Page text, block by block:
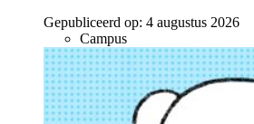
Gepubliceerd op: 4 augustus 2026
Campus